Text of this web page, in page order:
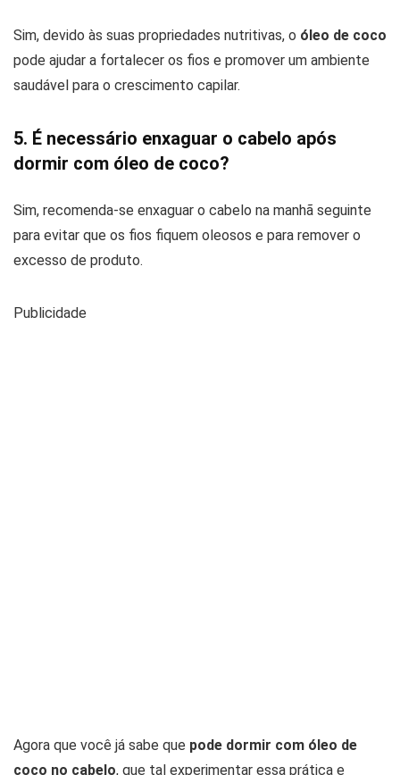
Sim, devido às suas propriedades nutritivas, o óleo de coco
pode ajudar a fortalecer os fios e promover um ambiente
saudável para o crescimento capilar.
5. É necessário enxaguar o cabelo após
dormir com óleo de coco?
Sim, recomenda-se enxaguar o cabelo na manhã seguinte
para evitar que os fios fiquem oleosos e para remover o
excesso de produto.
Publicidade
Agora que você já sabe que pode dormir com óleo de
coco no cabelo, que tal experimentar essa prática e